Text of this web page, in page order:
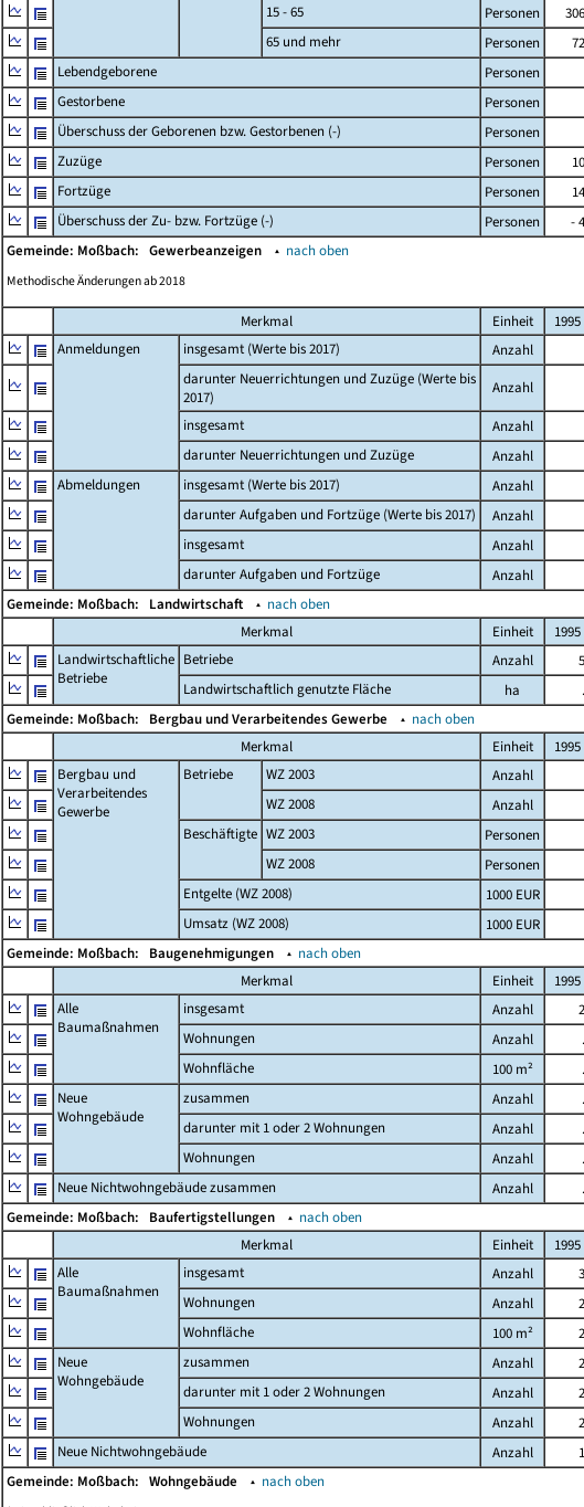
15 - 65
Personen 306
65 und mehr
Personen 72
Lebendgeborene
Personen
Gestorbene
Personen
Überschuss der Geborenen bzw. Gestorbenen (-)
Personen
Zuzüge
Personen 10
Fortzüge
Personen 14
Überschuss der Zu- bzw. Fortzüge (-)
Personen - 4
Gemeinde: Moßbach: Gewerbeanzeigen ▴ nach oben
Methodische Änderungen ab 2018
Merkmal Einheit 1995
Anmeldungen
insgesamt (Werte bis 2017) Anzahl
darunter Neuerrichtungen und Zuzüge (Werte bis
2017)
Anzahl
insgesamt
Anzahl
darunter Neuerrichtungen und Zuzüge
Anzahl
Abmeldungen
insgesamt (Werte bis 2017) Anzahl
darunter Aufgaben und Fortzüge (Werte bis 2017)
Anzahl
insgesamt
Anzahl
darunter Aufgaben und Fortzüge
Anzahl
Gemeinde: Moßbach: Landwirtschaft ▴ nach oben
Merkmal
Einheit 1995
Landwirtschaftliche
Betriebe
Betriebe Anzahl 5
Landwirtschaftlich genutzte Fläche
ha .
Gemeinde: Moßbach: Bergbau und Verarbeitendes Gewerbe ▴ nach oben
Merkmal
Einheit 1995
Bergbau und
Verarbeitendes
Gewerbe
Betriebe WZ 2003 Anzahl
WZ 2008
Anzahl
Beschäftigte WZ 2003 Personen
WZ 2008
Personen
Entgelte (WZ 2008)
1000 EUR
Umsatz (WZ 2008)
1000 EUR
Gemeinde: Moßbach: Baugenehmigungen ▴ nach oben
Merkmal
Einheit 1995
Alle
Baumaßnahmen
insgesamt Anzahl 2
Wohnungen
Anzahl .
Wohnfläche
100 m² .
Neue
Wohngebäude
zusammen Anzahl .
darunter mit 1 oder 2 Wohnungen
Anzahl .
Wohnungen
Anzahl .
Neue Nichtwohngebäude zusammen
Anzahl .
Gemeinde: Moßbach: Baufertigstellungen ▴ nach oben
Merkmal
Einheit 1995
Alle
Baumaßnahmen
insgesamt Anzahl 3
Wohnungen
Anzahl 2
Wohnfläche
100 m² 2
Neue
Wohngebäude
zusammen Anzahl 2
darunter mit 1 oder 2 Wohnungen
Anzahl 2
Wohnungen
Anzahl 2
Neue Nichtwohngebäude
Anzahl 1
Gemeinde: Moßbach: Wohngebäude ▴ nach oben